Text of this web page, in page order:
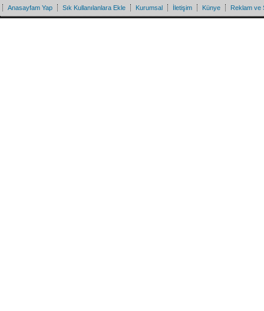
Anasayfam Yap Sık Kullanılanlara Ekle Kurumsal İletişim Künye Reklam ve